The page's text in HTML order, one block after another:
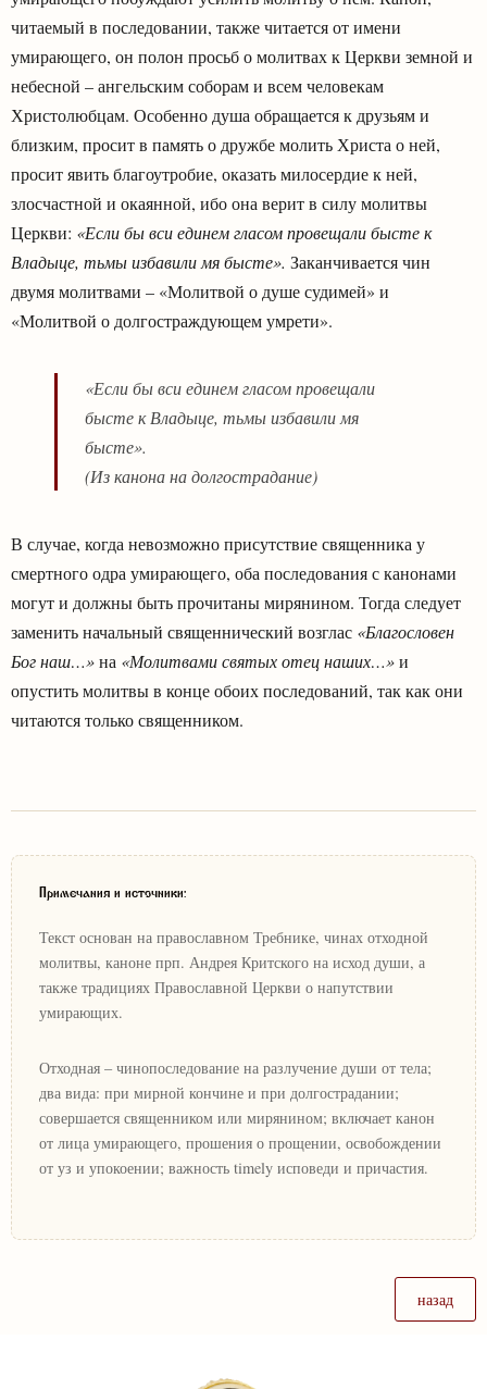
читаемый в последовании, также читается от имени
умирающего, он полон просьб о молитвах к Церкви земной и
небесной – ангельским соборам и всем человекам
Христолюбцам. Особенно душа обращается к друзьям и
близким, просит в память о дружбе молить Христа о ней,
просит явить благоутробие, оказать милосердие к ней,
злосчастной и окаянной, ибо она верит в силу молитвы
Церкви: «Если бы вси единем гласом провещали бысте к
Владыце, тьмы избавили мя бысте». Заканчивается чин
двумя молитвами – «Молитвой о душе судимей» и
«Молитвой о долгостраждующем умрети».
«Если бы вси единем гласом провещали
бысте к Владыце, тьмы избавили мя
бысте».
(Из канона на долгострадание)
В случае, когда невозможно присутствие священника у
смертного одра умирающего, оба последования с канонами
могут и должны быть прочитаны мирянином. Тогда следует
заменить начальный священнический возглас «Благословен
Бог наш…»на «Молитвами святых отец наших…»и
опустить молитвы в конце обоих последований, так как они
читаются только священником.
Примечания и источники:
Текст основан на православном Требнике, чинах отходной
молитвы, каноне прп. Андрея Критского на исход души, а
также традициях Православной Церкви о напутствии
умирающих.
Отходная – чинопоследование на разлучение души от тела;
два вида: при мирной кончине и при долгострадании;
совершается священником или мирянином; включает канон
от лица умирающего, прошения о прощении, освобождении
от уз и упокоении; важность timely исповеди и причастия.
назад